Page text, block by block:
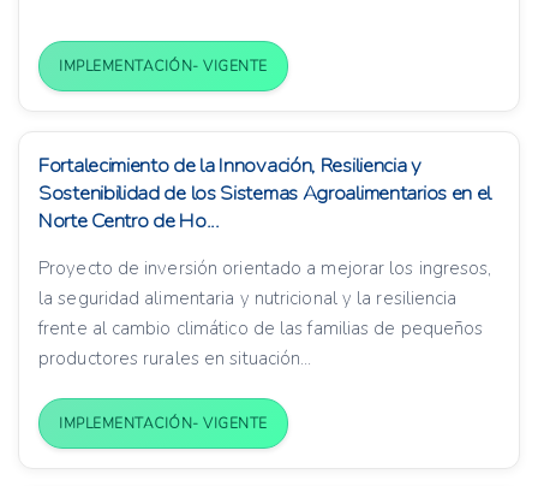
IMPLEMENTACIÓN- VIGENTE
Fortalecimiento de la Innovación, Resiliencia y
Sostenibilidad de los Sistemas Agroalimentarios en el
Norte Centro de Ho...
Proyecto de inversión orientado a mejorar los ingresos,
la seguridad alimentaria y nutricional y la resiliencia
frente al cambio climático de las familias de pequeños
productores rurales en situación...
IMPLEMENTACIÓN- VIGENTE